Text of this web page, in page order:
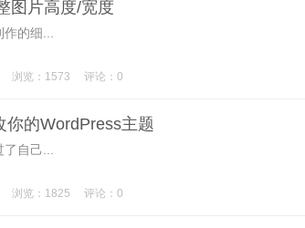
图片高度/宽度
的细...
浏览：1573 评论：0
你的WordPress主题
自己...
浏览：1825 评论：0